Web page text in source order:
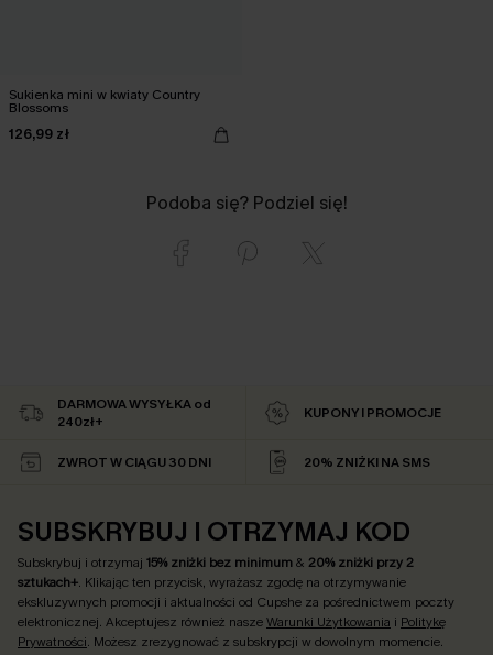
Sukienka mini w kwiaty Country
Blossoms
126,99 zł
Podoba się? Podziel się!
DARMOWA WYSYŁKA od
240zł+
KUPONY I PROMOCJE
ZWROT W CIĄGU 30 DNI 20% ZNIŻKI NA SMS
SUBSKRYBUJ I OTRZYMAJ KOD
Subskrybuj i otrzymaj 15% zniżki bez minimum& 20% zniżki przy 2
sztukach+. Klikając ten przycisk, wyrażasz zgodę na otrzymywanie
ekskluzywnych promocji i aktualności od Cupshe za pośrednictwem poczty
elektronicznej. Akceptujesz również naszeWarunki Użytkowania i Politykę
Prywatności. Możesz zrezygnować z subskrypcji w dowolnym momencie.